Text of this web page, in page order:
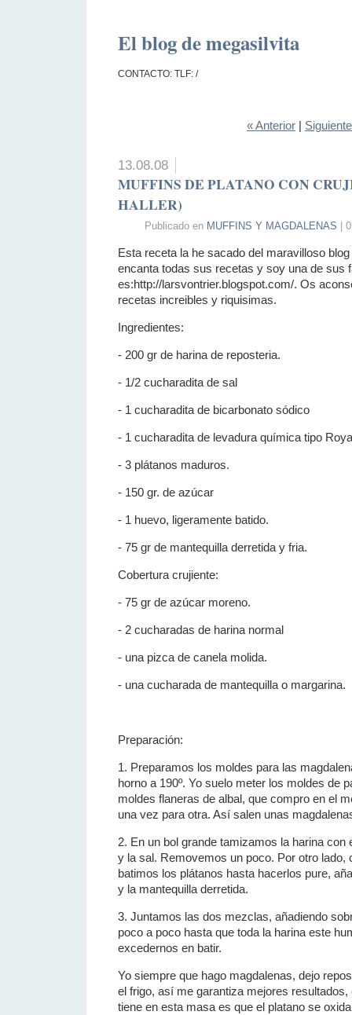
El blog de megasilvita
CONTACTO: TLF: /
« Anterior
13.08.08
MUFFINS DE PLATANO CON
HALLER)
Publicado en MUFFINS Y MAGDALENAS |
Esta receta la he sacado del maravilloso
encanta todas sus recetas y soy una de sus
es:http://larsvontrier.blogspot.com/. Os
recetas increibles y riquisimas.
Ingredientes:
- 200 gr de harina de reposteria.
- 1/2 cucharadita de sal
- 1 cucharadita de bicarbonato sódico
- 1 cucharadita de levadura química tipo
- 3 plátanos maduros.
- 150 gr. de azúcar
- 1 huevo, ligeramente batido.
- 75 gr de mantequilla derretida y fria.
Cobertura crujiente:
- 75 gr de azúcar moreno.
- 2 cucharadas de harina normal
- una pizca de canela molida.
- una cucharada de mantequilla o margarina.
Preparación:
1. Preparamos los moldes para las
horno a 190º. Yo suelo meter los moldes de
moldes flaneras de albal, que compro en el
una vez para otra. Así salen unas
2. En un bol grande tamizamos la harina con
y la sal. Removemos un poco. Por otro lado,
batimos los plátanos hasta hacerlos pure,
y la mantequilla derretida.
3. Juntamos las dos mezclas, añadiendo
poco a poco hasta que toda la harina este
excedernos en batir.
Yo siempre que hago magdalenas, dejo
el frigo, así me garantiza mejores
tiene en esta masa es que el platano se